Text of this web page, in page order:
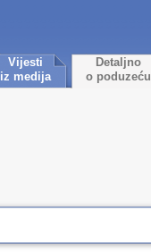
Vijesti
iz medija
Detaljno
o poduzeću